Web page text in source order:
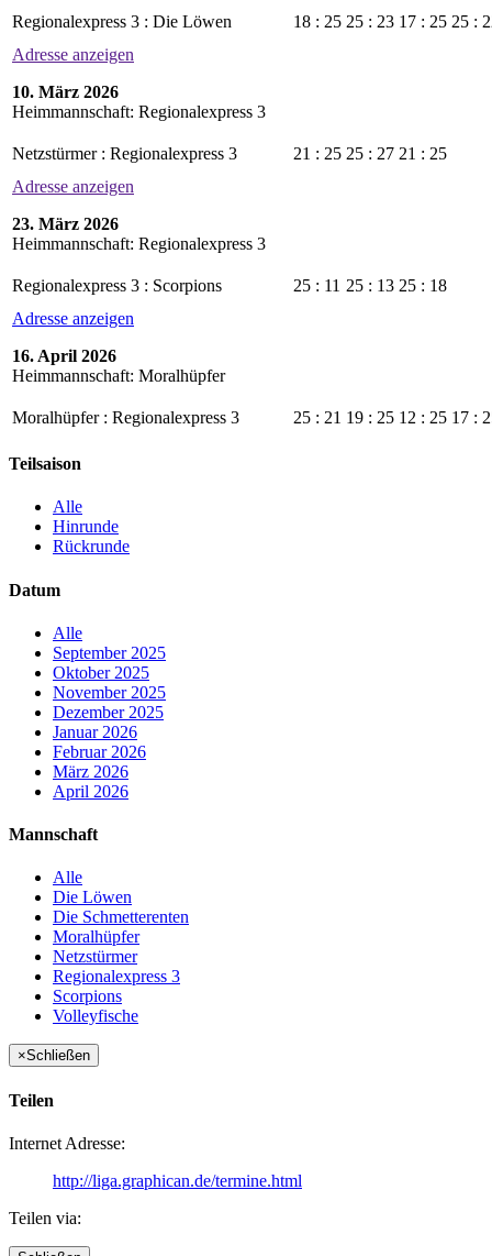
Regionalexpress 3 : Die Löwen 18 : 25 25 : 23 17 : 25 25 :
Adresse anzeigen
10. März 2026
Heimmannschaft: Regionalexpress 3
Netzstürmer : Regionalexpress 3 21 : 25 25 : 27 21 : 25
Adresse anzeigen
23. März 2026
Heimmannschaft: Regionalexpress 3
Regionalexpress 3 : Scorpions 25 : 11 25 : 13 25 : 18
Adresse anzeigen
16. April 2026
Heimmannschaft: Moralhüpfer
Moralhüpfer : Regionalexpress 3 25 : 21 19 : 25 12 : 25 17 :
Teilsaison
Alle
Hinrunde
Rückrunde
Datum
Alle
September 2025
Oktober 2025
November 2025
Dezember 2025
Januar 2026
Februar 2026
März 2026
April 2026
Mannschaft
Alle
Die Löwen
Die Schmetterenten
Moralhüpfer
Netzstürmer
Regionalexpress 3
Scorpions
Volleyfische
×Schließen
Teilen
Internet Adresse:
http://liga.graphican.de/termine.html
Teilen via: